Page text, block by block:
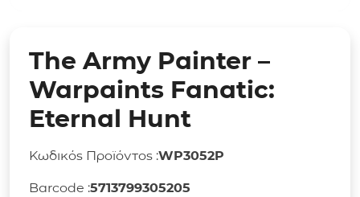
The Army Painter –
Warpaints Fanatic:
Eternal Hunt
Κωδικός Προϊόντος :WP3052P
Barcode :5713799305205